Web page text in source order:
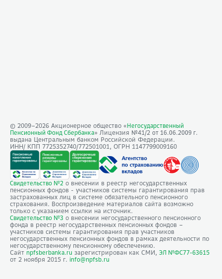
© 2009–2026 Акционерное общество « Негосударственный
Пенсионный Фонд Сбербанка» Лицензия №41/2 от 16.06.2009 г.
выдана Центральным банком Российской Федерации.
ИНН/ КПП 7725352740/772501001, ОГРН 1147799009160
Свидетельство №2 о внесении в реестр негосударственных
пенсионных фондов - участников системы гарантирования прав
застрахованных лиц в системе обязательного пенсионного
страхования. Воспроизведение материалов сайта возможно
только с указанием ссылки на источник.
Свидетельство №3 о внесении негосударственного пенсионного
фонда в реестр негосударственных пенсионных фондов –
участников системы гарантирования прав участников
негосударственных пенсионных фондов в рамках деятельности по
негосударственному пенсионному обеспечению.
Сайт npfsberbanka.ru зарегистрирован как СМИ, ЭЛ №ФС77-63615
от 2 ноября 2015 г. info@npfsb.ru